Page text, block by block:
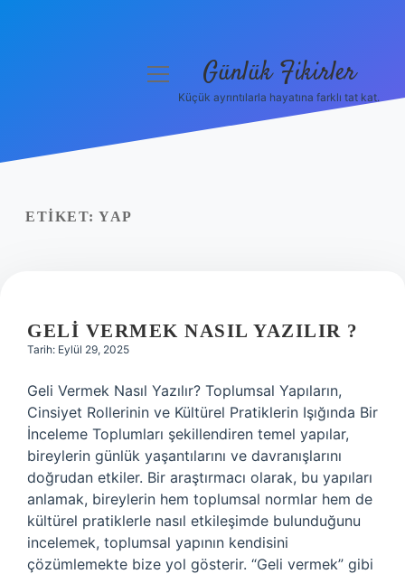
Yasal Uyarı
menüyü Günlük Fikirler
Küçük ayrıntılarla hayatına farklı tat kat.
ETIKET: YAP
GELI VERMEK NASIL YAZILIR ?
Tarih: Eylül 29, 2025
Geli Vermek Nasıl Yazılır? Toplumsal Yapıların,
Cinsiyet Rollerinin ve Kültürel Pratiklerin Işığında Bir
İnceleme Toplumları şekillendiren temel yapılar,
bireylerin günlük yaşantılarını ve davranışlarını
doğrudan etkiler. Bir araştırmacı olarak, bu yapıları
anlamak, bireylerin hem toplumsal normlar hem de
kültürel pratiklerle nasıl etkileşimde bulunduğunu
incelemek, toplumsal yapının kendisini
çözümlemekte bize yol gösterir. “Geli vermek” gibi